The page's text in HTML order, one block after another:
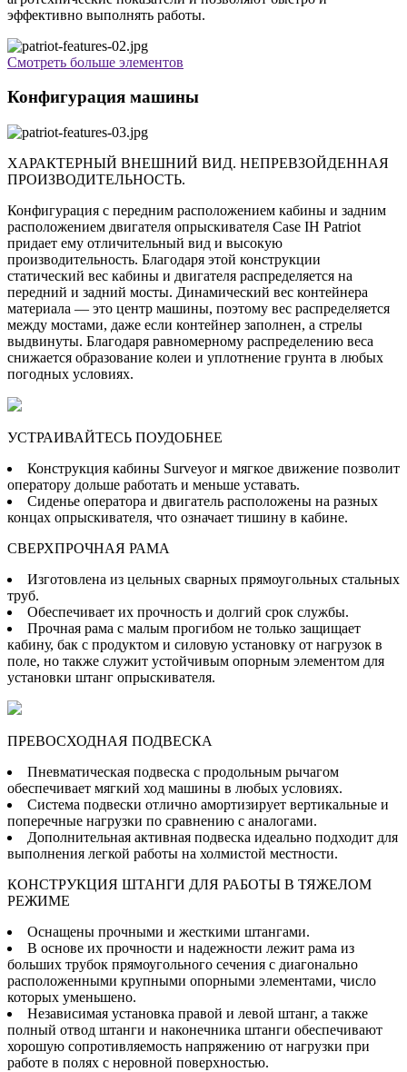
эффективно выполнять работы.
Смотреть больше элементов
Конфигурация машины
ХАРАКТЕРНЫЙ ВНЕШНИЙ ВИД. НЕПРЕВЗОЙДЕННАЯ
ПРОИЗВОДИТЕЛЬНОСТЬ.
Конфигурация с передним расположением кабины и задним
расположением двигателя опрыскивателя Case IH Patriot
придает ему отличительный вид и высокую
производительность. Благодаря этой конструкции
статический вес кабины и двигателя распределяется на
передний и задний мосты. Динамический вес контейнера
материала — это центр машины, поэтому вес распределяется
между мостами, даже если контейнер заполнен, а стрелы
выдвинуты. Благодаря равномерному распределению веса
снижается образование колеи и уплотнение грунта в любых
погодных условиях.
УСТРАИВАЙТЕСЬ ПОУДОБНЕЕ
Конструкция кабины Surveyor и мягкое движение позволит
оператору дольше работать и меньше уставать.
Сиденье оператора и двигатель расположены на разных
концах опрыскивателя, что означает тишину в кабине.
СВЕРХПРОЧНАЯ РАМА
Изготовлена из цельных сварных прямоугольных стальных
труб.
Обеспечивает их прочность и долгий срок службы.
Прочная рама с малым прогибом не только защищает
кабину, бак с продуктом и силовую установку от нагрузок в
поле, но также служит устойчивым опорным элементом для
установки штанг опрыскивателя.
ПРЕВОСХОДНАЯ ПОДВЕСКА
Пневматическая подвеска с продольным рычагом
обеспечивает мягкий ход машины в любых условиях.
Система подвески отлично амортизирует вертикальные и
поперечные нагрузки по сравнению с аналогами.
Дополнительная активная подвеска идеально подходит для
выполнения легкой работы на холмистой местности.
КОНСТРУКЦИЯ ШТАНГИ ДЛЯ РАБОТЫ В ТЯЖЕЛОМ
РЕЖИМЕ
Оснащены прочными и жесткими штангами.
В основе их прочности и надежности лежит рама из
больших трубок прямоугольного сечения с диагонально
расположенными крупными опорными элементами, число
которых уменьшено.
Независимая установка правой и левой штанг, а также
полный отвод штанги и наконечника штанги обеспечивают
хорошую сопротивляемость напряжению от нагрузки при
работе в полях с неровной поверхностью.